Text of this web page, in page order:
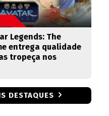
Legends: The
entrega qualidade
tropeça nos
DESTAQUES